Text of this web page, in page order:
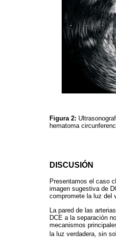
Figura 2:
hematoma
DISCUSIÓN
Presentamos el caso
imagen sugestiva de
compromete la luz del
La pared de las
DCE a la separación
mecanismos
la luz verdadera, sin